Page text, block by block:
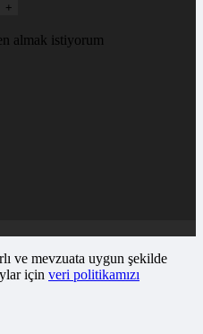
+
almak istiyorum
ve mevzuata uygun şekilde
için veri politikamızı